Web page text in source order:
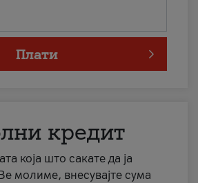
Плати
кредит
која што сакате да ја
молиме, внесувајте сума